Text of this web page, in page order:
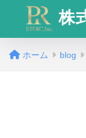
株
ホーム blog